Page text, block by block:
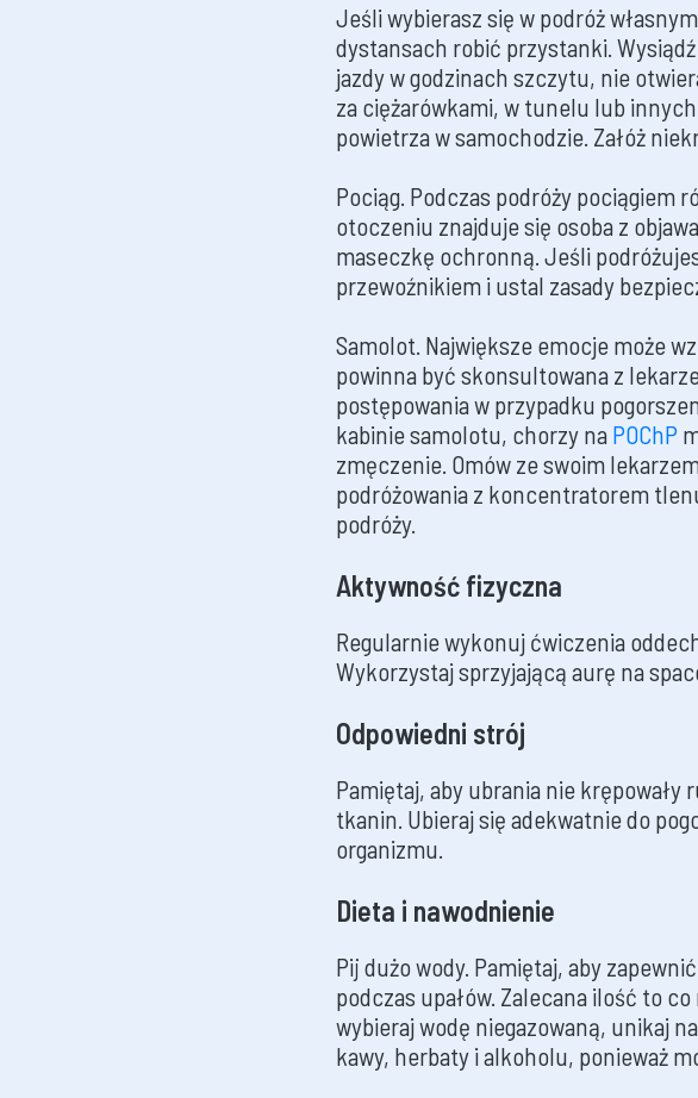
Jeśli wybierasz się w podróż
dystansach robić przystanki.
jazdy w godzinach szczytu, nie
za ciężarówkami, w tunelu lub
powietrza w samochodzie. Załóż
Pociąg. Podczas podróży pociągiem
otoczeniu znajduje się osoba z
maseczkę ochronną. Jeśli
przewoźnikiem i ustal zasady
Samolot. Największe emocje może
powinna być skonsultowana z
postępowania w przypadku
kabinie samolotu, chorzy na POChP
zmęczenie. Omów ze swoim
podróżowania z koncentratorem
podróży.
Aktywność fizyczna
Regularnie wykonuj ćwiczenia
Wykorzystaj sprzyjającą aurę na
Odpowiedni strój
Pamiętaj, aby ubrania nie
tkanin. Ubieraj się adekwatnie do
organizmu.
Dieta i nawodnienie
Pij dużo wody. Pamiętaj, aby
podczas upałów. Zalecana ilość to
wybieraj wodę niegazowaną, unikaj
kawy, herbaty i alkoholu, ponieważ